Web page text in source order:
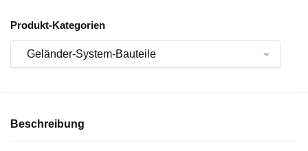
Produkt-Kategorien
Beschreibung